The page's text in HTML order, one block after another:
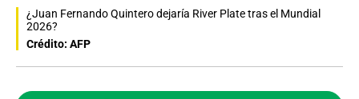
¿Juan Fernando Quintero dejaría River Plate tras el Mundial
2026?
Crédito: AFP